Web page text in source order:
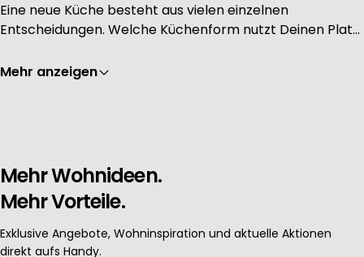
Eine neue Küche besteht aus vielen einzelnen
Entscheidungen. Welche Küchenform nutzt Deinen Plat...
Mehr anzeigen
Mehr Wohnideen.
Mehr Vorteile.
Exklusive Angebote, Wohninspiration und aktuelle Aktionen
direkt aufs Handy.